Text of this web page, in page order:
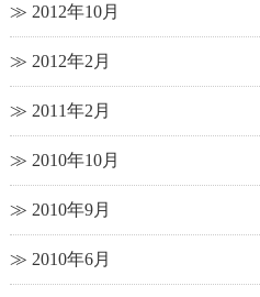
2012年10月
2012年2月
2011年2月
2010年10月
2010年9月
2010年6月